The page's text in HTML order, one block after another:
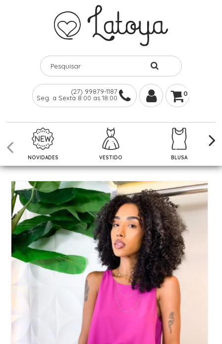
(27) 99879-1187
Seg. a Sexta 8:00 as 18:00
0
NOVIDADES VESTIDO BLUSA